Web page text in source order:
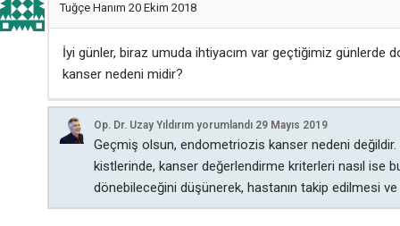
Tuğçe Hanım 20 Ekim 2018
İyi günler, biraz umuda ihtiyacım var geçtiğimiz günlerde
kanser nedeni midir?
Op. Dr. Uzay Yıldırım yorumlandı 29 Mayıs 2019
Geçmiş olsun, endometriozis kanser nedeni değildir.
kistlerinde, kanser değerlendirme kriterleri nasıl ise
dönebileceğini düşünerek, hastanın takip edilmesi